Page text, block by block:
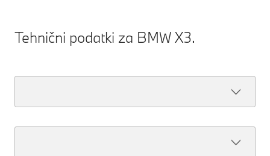
Tehnični podatki za BMW X3.